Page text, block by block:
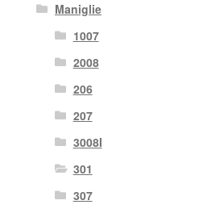
Maniglie
1007
2008
206
207
3008I
301
307